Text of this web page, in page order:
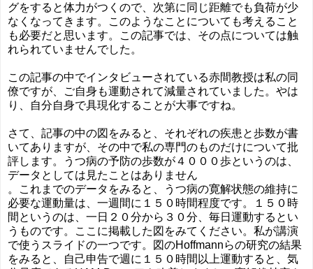
グをすると体力がつくので、次第に同じ距離でも負荷が少
なくなってきます。このようなことについても考えること
も必要だと思います。この記事では、その点については触
れられていませんでした。
この記事の中でインタビューされている赤間教授は私の同
僚ですが、ご自身も運動されて減量されていました。やは
り、自分自身で具現化することが大事ですね。
さて、記事の中の図をみると、それぞれの疾患と歩数が書
いてありますが、その中で私の専門のものだけについて批
評します。うつ病の予防の歩数が４０００歩というのは、
データとしては見たことはありません
。これまでのデータをみると、うつ病の寛解状態の維持に
必要な運動量は、一週間に１５０時間程度です。１５０時
間というのは、一日２０分から３０分、毎日運動するとい
うものです。ここに掲載した図をみてください。私が講演
で使うスライドの一つです。図のHoffmannらの研究の結果
をみると、自己申告で週に１５０時間以上運動すると、気